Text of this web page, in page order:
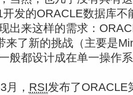
开发的ORACLE数据库不
出来这样的需求：
来了新的挑战（主要是
般都设计成在单一操作
月， RSI发布了ORACLE